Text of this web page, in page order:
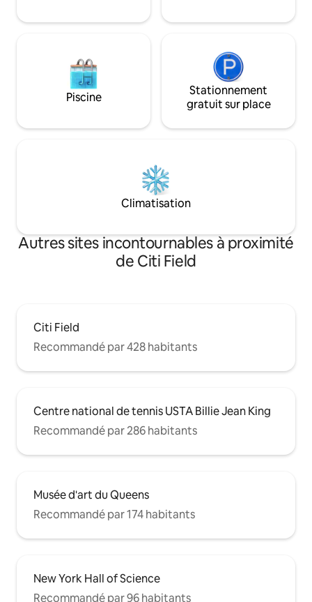
Piscine
Stationnement
gratuit sur place
Climatisation
Autres sites incontournables à proximité
de Citi Field
Citi Field
Recommandé par 428 habitants
Centre national de tennis USTA Billie Jean King
Recommandé par 286 habitants
Musée d'art du Queens
Recommandé par 174 habitants
New York Hall of Science
Recommandé par 96 habitants